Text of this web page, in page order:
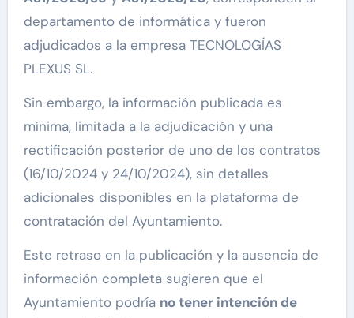
departamento de informática y fueron
adjudicados a la empresa TECNOLOGÍAS
PLEXUS SL.
Sin embargo, la información publicada es
mínima, limitada a la adjudicación y una
rectificación posterior de uno de los contratos
(16/10/2024 y 24/10/2024), sin detalles
adicionales disponibles en la plataforma de
contratación del Ayuntamiento.
Este retraso en la publicación y la ausencia de
información completa sugieren que el
Ayuntamiento podría no tener intención de